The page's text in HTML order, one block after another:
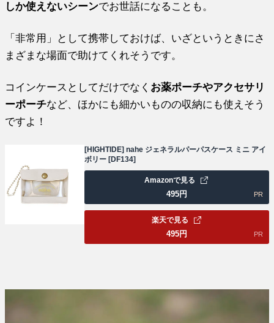
しか使えないシーンでお世話になることも。
「非常用」として携帯しておけば、いざというときにさ
まざまな場面で助けてくれそうです。
コインケースとしてだけでなく お薬ポーチやアクセサリ
ーポーチなど、ほかにも細かいものの収納にも使えそう
ですよ！
[HIGHTIDE] nahe ジェネラルパーパスケース ミニ アイ
ボリー [DF134]
495円
Amazonで見る
PR
495円
楽天で見る
PR